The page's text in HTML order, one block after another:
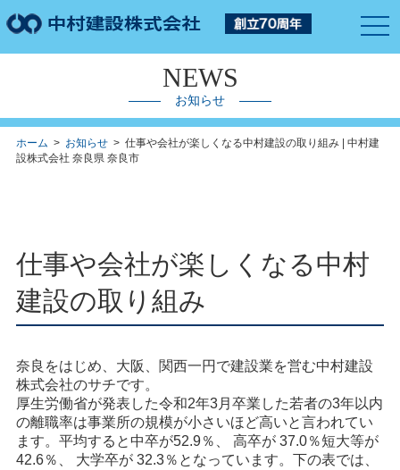
NEWS
お知らせ
ホーム > お知らせ> 仕事や会社が楽しくなる中村建設の取り組み | 中村建
設株式会社 奈良県 奈良市
仕事や会社が楽しくなる中村
建設の取り組み
奈良をはじめ、大阪、関西一円で建設業を営む中村建設
株式会社のサチです。
厚生労働省が発表した令和2年3月卒業した若者の3年以内
の離職率は事業所の規模が小さいほど高いと言われてい
ます。平均すると中卒が52.9％、 高卒が 37.0％短大等が
42.6％、 大学卒が 32.3％となっています。下の表では、